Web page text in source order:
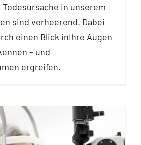
in unserem
sind verheerend. Dabei
einen Blick inIhre Augen
– und
ergreifen.